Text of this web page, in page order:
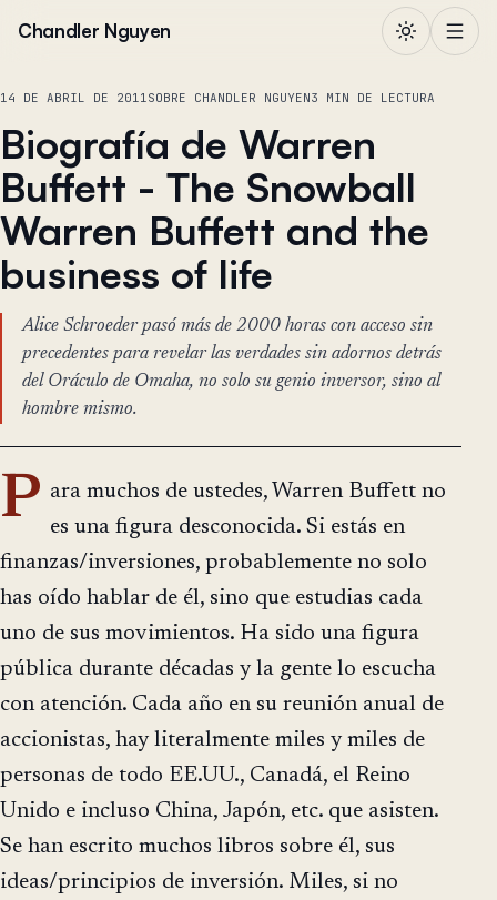
Chandler Nguyen
14 DE ABRIL DE 2011SOBRE CHANDLER NGUYEN3 MIN DE LECTURA
Biografía de Warren
Buffett - The Snowball
Warren Buffett and the
business of life
Alice Schroeder pasó más de 2000 horas con acceso sin
precedentes para revelar las verdades sin adornos detrás
del Oráculo de Omaha, no solo su genio inversor, sino al
hombre mismo.
P ara muchos de ustedes, Warren Buffett no
es una figura desconocida. Si estás en
finanzas/inversiones, probablemente no solo
has oído hablar de él, sino que estudias cada
uno de sus movimientos. Ha sido una figura
pública durante décadas y la gente lo escucha
con atención. Cada año en su reunión anual de
accionistas, hay literalmente miles y miles de
personas de todo EE.UU., Canadá, el Reino
Unido e incluso China, Japón, etc. que asisten.
Se han escrito muchos libros sobre él, sus
ideas/principios de inversión. Miles, si no